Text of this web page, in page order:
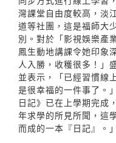
灣課堂自由度較高，淡
道等社團，這是福師大
別。對於「影視娛樂產
鳳生動地講課令她印象
人入勝，收穫很多！」
並表示，「已經習慣線
是很幸福的一件事了。
日記》已在上學期完成
年求學的所見所聞，這
而成的一本『日記』。」